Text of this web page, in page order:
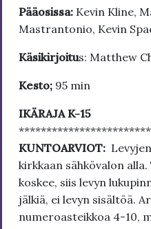
Pääosissa: Kevin Kline,
Mastrantonio, Kevin
Käsikirjoitus: Matthew
Kesto; 95 min
IKÄRAJA K-15
KUNTOARVIOT:
kirkkaan sähkövalon
koskee, siis levyn
jälkiä, ei levyn sisältöä.
numeroasteikkoa 4-10,